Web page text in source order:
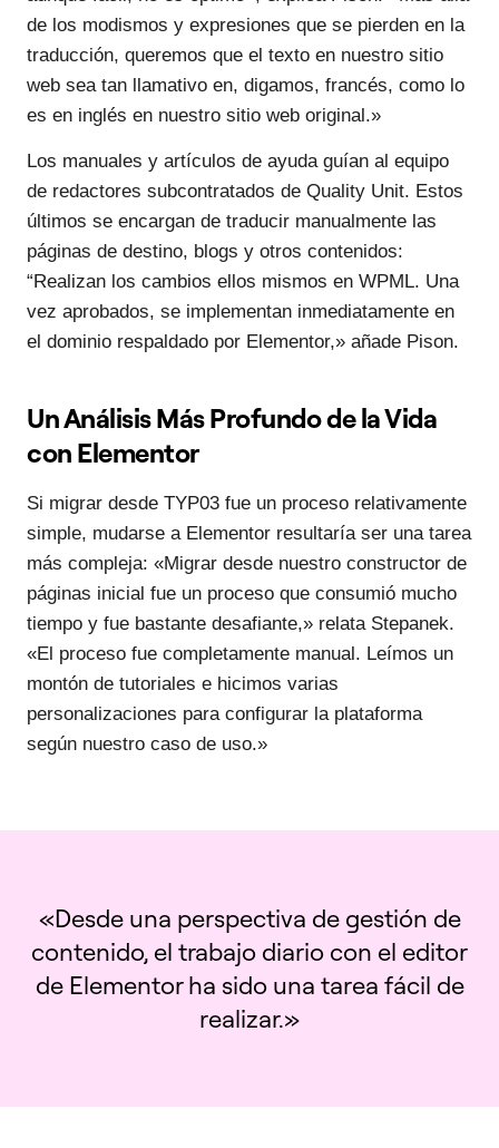
de los modismos y expresiones que se pierden en la
traducción, queremos que el texto en nuestro sitio
web sea tan llamativo en, digamos, francés, como lo
es en inglés en nuestro sitio web original.»
Los manuales y artículos de ayuda guían al equipo
de redactores subcontratados de Quality Unit. Estos
últimos se encargan de traducir manualmente las
páginas de destino, blogs y otros contenidos:
“Realizan los cambios ellos mismos en WPML. Una
vez aprobados, se implementan inmediatamente en
el dominio respaldado por Elementor,» añade Pison.
Un Análisis Más Profundo de la Vida
con Elementor
Si migrar desde TYP03 fue un proceso relativamente
simple, mudarse a Elementor resultaría ser una tarea
más compleja: «Migrar desde nuestro constructor de
páginas inicial fue un proceso que consumió mucho
tiempo y fue bastante desafiante,» relata Stepanek.
«El proceso fue completamente manual. Leímos un
montón de tutoriales e hicimos varias
personalizaciones para configurar la plataforma
según nuestro caso de uso.»
«Desde una perspectiva de gestión de
contenido, el trabajo diario con el editor
de Elementor ha sido una tarea fácil de
realizar.»